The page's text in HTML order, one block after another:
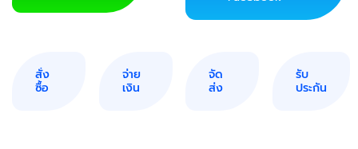
สั่ง
ซื้อ
จ่าย
เงิน
จัด
ส่ง
รับ
ประกัน